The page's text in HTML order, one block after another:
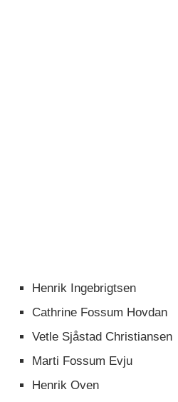
Henrik Ingebrigtsen
Cathrine Fossum Hovdan
Vetle Sjåstad Christiansen
Marti Fossum Evju
Henrik Oven